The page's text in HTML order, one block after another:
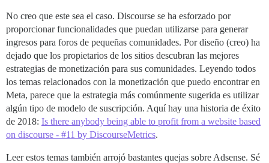
No creo que este sea el caso. Discourse se ha esforzado por
proporcionar funcionalidades que puedan utilizarse para generar
ingresos para foros de pequeñas comunidades. Por diseño (creo) ha
dejado que los propietarios de los sitios descubran las mejores
estrategias de monetización para sus comunidades. Leyendo todos
los temas relacionados con la monetización que puedo encontrar en
Meta, parece que la estrategia más comúnmente sugerida es utilizar
algún tipo de modelo de suscripción. Aquí hay una historia de éxito
de 2018: Is there anybody being able to profit from a website based
on discourse - #11 by DiscourseMetrics.
Leer estos temas también arrojó bastantes quejas sobre Adsense. Sé